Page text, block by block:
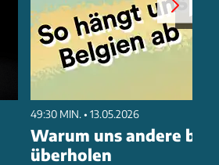
49:30 MIN. • 13.05.2026
Warum uns andere bei
überholen